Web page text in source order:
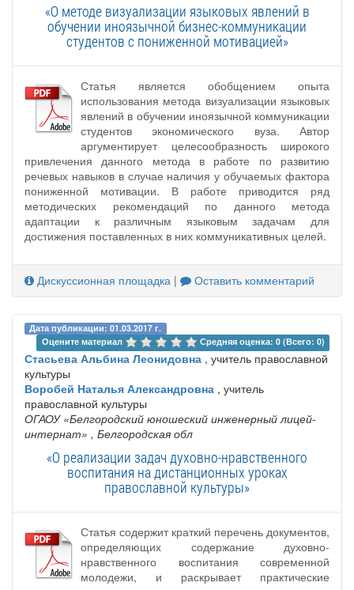
«О методе визуализации языковых явлений в
обучении иноязычной бизнес-коммуникации
студентов с пониженной мотивацией»
Статья является обобщением опыта
использования метода визуализации языковых
явлений в обучении иноязычной коммуникации
студентов экономического вуза. Автор
аргументирует целесообразность широкого
привлечения данного метода в работе по развитию
речевых навыков в случае наличия у обучаемых фактора
пониженной мотивации. В работе приводится ряд
методических рекомендаций по данного метода
адаптации к различным языковым задачам для
достижения поставленных в них коммуникативных целей.
Дискуссионная площадка | Оставить комментарий
Дата публикации: 01.03.2017 г.
Оцените материал
Средняя оценка: 0 (Всего: 0)
Стасьева Альбина Леонидовна , учитель православной
культуры
Воробей Наталья Александровна , учитель
православной культуры
ОГАОУ «Белгородский юношеский инженерный лицей-
интернат» , Белгородская обл
«О реализации задач духовно-нравственного
воспитания на дистанционных уроках
православной культуры»
Статья содержит краткий перечень документов,
определяющих содержание духовно-
нравственного воспитания современной
молодежи, и раскрывает практические